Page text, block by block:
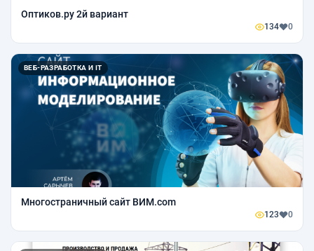
Оптиков.ру 2й вариант
134 0
ВЕБ-РАЗРАБОТКА И IT
Многостраничный сайт ВИМ.com
123 0